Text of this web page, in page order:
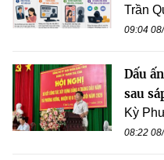
Trần
09:04
Dấu
sau
Kỳ
08:22